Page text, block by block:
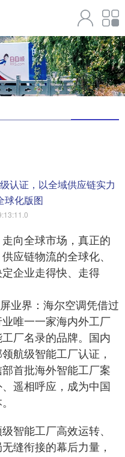
认证，以全域供应链实力
球化版图
向全球市场，真正的
应链物流的全球化、
企业走得快、走得
业界：海尔空调凭借过
唯一一家海内外工厂
厂名录的品牌。国内
航级智能工厂认证，
首批海外智能工厂案
遥相呼应，成为中国
智能工厂高效运转、
缝衔接的幕后力量，